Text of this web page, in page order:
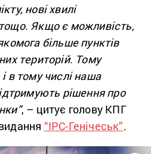
нові хвилі
Якщо є можливість,
більше пунктів
територій. Тому
в тому числі наша
рішення про
, – цитує голову КПГ
“IPC-Генічеськ”.